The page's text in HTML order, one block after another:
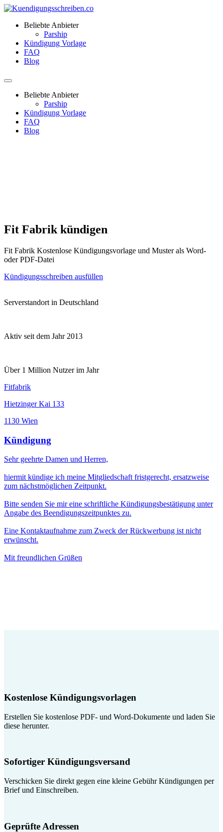
Beliebte Anbieter
Parship
Kündigung Vorlage
FAQ
Blog
Beliebte Anbieter
Parship
Kündigung Vorlage
FAQ
Blog
Fit Fabrik kündigen
Fit Fabrik Kostenlose Kündigungsvorlage und Muster als Word-
oder PDF-Datei
Kündigungsschreiben ausfüllen
Serverstandort in Deutschland
Aktiv seit dem Jahr 2013
Über 1 Million Nutzer im Jahr
Fitfabrik
Hietzinger Kai 133
1130 Wien
Kündigung
Sehr geehrte Damen und Herren,
hiermit kündige ich meine Mitgliedschaft fristgerecht, ersatzweise
zum nächstmöglichen Zeitpunkt.
Bitte senden Sie mir eine schriftliche Kündigungsbestätigung unter
Angabe des Beendigungszeitpunktes zu.
Eine Kontaktaufnahme zum Zweck der Rückwerbung ist nicht
erwünscht.
Mit freundlichen Grüßen
Kostenlose Kündigungsvorlagen
Erstellen Sie kostenlose PDF- und Word-Dokumente und laden Sie
diese herunter.
Sofortiger Kündigungsversand
Verschicken Sie direkt gegen eine kleine Gebühr Kündigungen per
Brief und Einschreiben.
Geprüfte Adressen